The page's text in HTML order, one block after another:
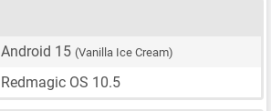
Android 15 (Vanilla Ice Cream)
Redmagic OS 10.5